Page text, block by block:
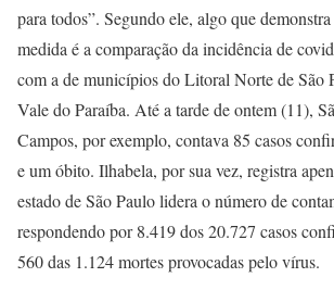
para todos”. Segundo ele, algo que
medida é a comparação da incidência de
com a de municípios do Litoral Norte de São
Vale do Paraíba. Até a tarde de ontem (11),
Campos, por exemplo, contava 85 casos
e um óbito. Ilhabela, por sua vez, registra
estado de São Paulo lidera o número de
respondendo por 8.419 dos 20.727 casos
560 das 1.124 mortes provocadas pelo vírus.